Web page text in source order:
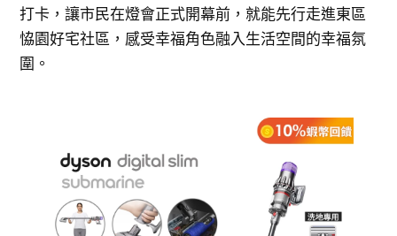
打卡，讓市民在燈會正式開幕前，就能先行走進東區
恊園好宅社區，感受幸福角色融入生活空間的幸福氛
圍。